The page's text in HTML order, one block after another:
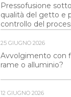
Pressofusione
qualità del getto e
controllo del
25 GIUGNO 2026
Avvolgimento con
rame o alluminio?
12 GIUGNO 2026